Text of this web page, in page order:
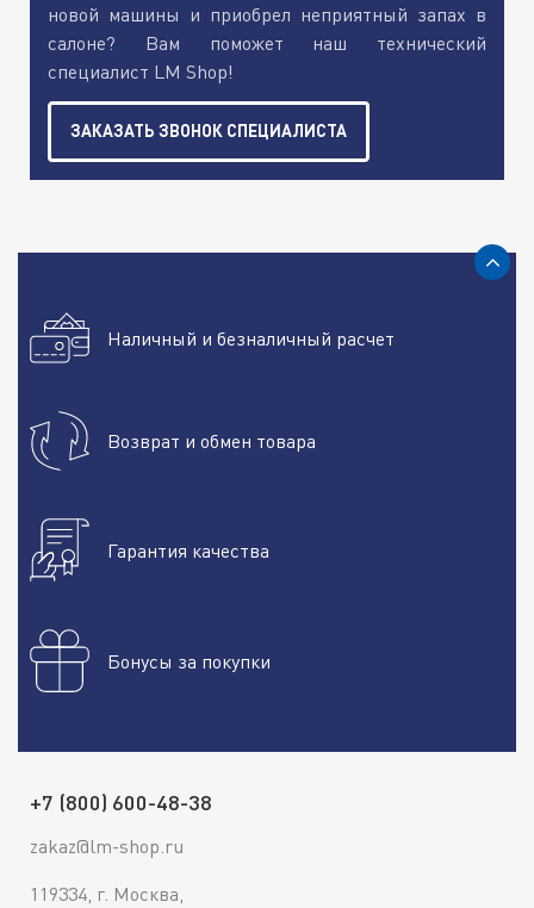
новой машины и приобрел неприятный запах в
салоне? Вам поможет наш технический
специалист LM Shop!
ЗАКАЗАТЬ ЗВОНОК СПЕЦИАЛИСТА
Наличный и безналичный расчет
Возврат и обмен товара
Гарантия качества
Бонусы за покупки
+7 (800) 600-48-38
zakaz@lm-shop.ru
119334, г. Москва,